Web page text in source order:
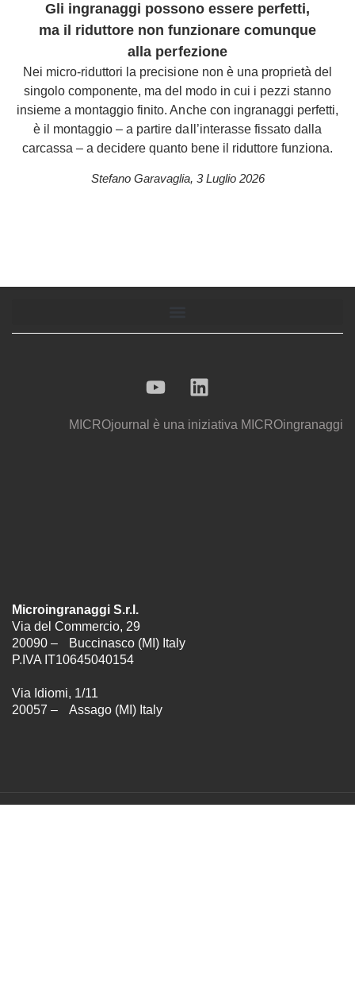
Gli ingranaggi possono essere perfetti,
ma il riduttore non funzionare comunque
alla perfezione
Nei micro-riduttori la precisione non è una proprietà del
singolo componente, ma del modo in cui i pezzi stanno
insieme a montaggio finito. Anche con ingranaggi perfetti,
è il montaggio – a partire dall’interasse fissato dalla
carcassa – a decidere quanto bene il riduttore funziona.
Stefano Garavaglia, 3 Luglio 2026
MICROjournal è una iniziativa MICROingranaggi
Microingranaggi S.r.l.
Via del Commercio, 29
20090 – Buccinasco (MI) Italy
P.IVA IT10645040154
Via Idiomi, 1/11
20057 – Assago (MI) Italy